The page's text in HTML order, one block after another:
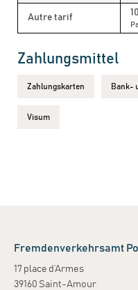
Autre tarif
Zahlungsmittel
Zahlungskarten Bank-
Visum
Fremdenverkehrsamt
17 place d’Armes
39160 Saint-Amour